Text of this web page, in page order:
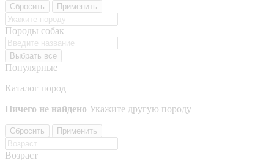
Сбросить Применить
Породы собак
Выбрать все
Популярные
Каталог пород
Ничего не найдено Укажите другую породу
Сбросить Применить
Возраст